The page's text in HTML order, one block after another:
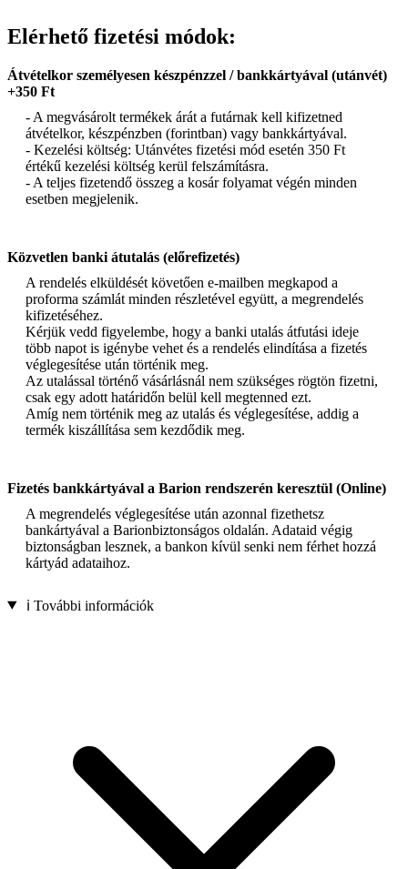
Elérhető fizetési módok:
Átvételkor személyesen készpénzzel / bankkártyával (utánvét)
+350 Ft
- A megvásárolt termékek árát a futárnak kell kifizetned
átvételkor, készpénzben (forintban) vagy bankkártyával.
- Kezelési költség: Utánvétes fizetési mód esetén 350 Ft
értékű kezelési költség kerül felszámításra.
- A teljes fizetendő összeg a kosár folyamat végén minden
esetben megjelenik.
Közvetlen banki átutalás (előrefizetés)
A rendelés elküldését követően e-mailben megkapod a
proforma számlát minden részletével együtt, a megrendelés
kifizetéséhez.
Kérjük vedd figyelembe, hogy a banki utalás átfutási ideje
több napot is igénybe vehet és a rendelés elindítása a fizetés
véglegesítése után történik meg.
Az utalással történő vásárlásnál nem szükséges rögtön fizetni,
csak egy adott határidőn belül kell megtenned ezt.
Amíg nem történik meg az utalás és véglegesítése, addig a
termék kiszállítása sem kezdődik meg.
Fizetés bankkártyával a Barion rendszerén keresztül (Online)
A megrendelés véglegesítése után azonnal fizethetsz
bankártyával a Barionbiztonságos oldalán. Adataid végig
biztonságban lesznek, a bankon kívül senki nem férhet hozzá
kártyád adataihoz.
ℹ️ További információk